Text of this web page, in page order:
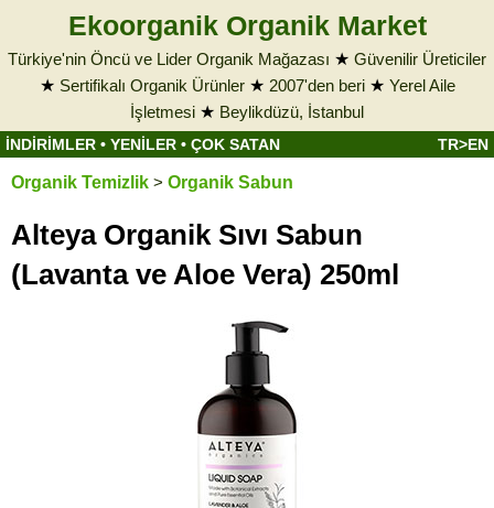
Ekoorganik Organik Market
Türkiye'nin Öncü ve Lider Organik Mağazası ★ Güvenilir Üreticiler
★ Sertifikalı Organik Ürünler★ 2007'den beri★ Yerel Aile
İşletmesi ★ Beylikdüzü, İstanbul
İNDİRİMLER • YENİLER • ÇOK SATAN TR>EN
Organik Temizlik > Organik Sabun
Alteya Organik Sıvı Sabun
(Lavanta ve Aloe Vera) 250ml